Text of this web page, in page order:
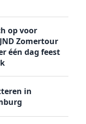
op voor
Zomertour
één dag feest
in